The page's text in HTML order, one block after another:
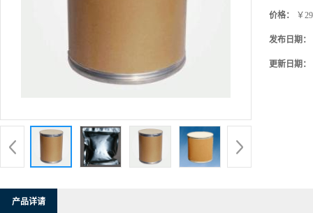
价格： ￥
发布日期：
更新日期：
产品详请